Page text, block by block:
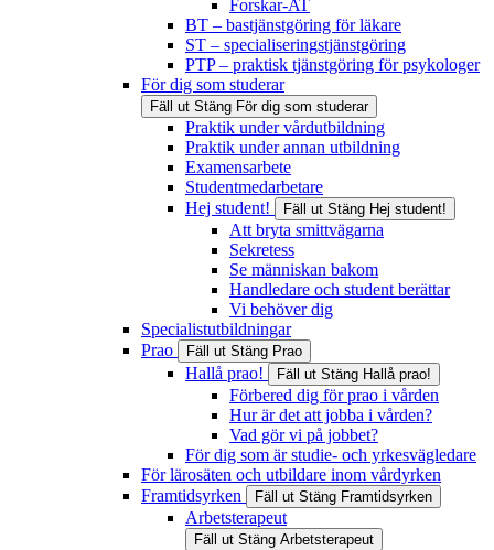
Forskar-AT
BT – bastjänstgöring för läkare
ST – specialiseringstjänstgöring
PTP – praktisk tjänstgöring för psykologer
För dig som studerar
Fäll ut Stäng För dig som studerar
Praktik under vårdutbildning
Praktik under annan utbildning
Examensarbete
Studentmedarbetare
Hej student!
Fäll ut Stäng Hej student!
Att bryta smittvägarna
Sekretess
Se människan bakom
Handledare och student berättar
Vi behöver dig
Specialistutbildningar
Prao
Fäll ut Stäng Prao
Hallå prao! Fäll ut Stäng Hallå prao!
Förbered dig för prao i vården
Hur är det att jobba i vården?
Vad gör vi på jobbet?
För dig som är studie- och yrkesvägledare
För lärosäten och utbildare inom vårdyrken
Framtidsyrken
Fäll ut Stäng Framtidsyrken
Arbetsterapeut
Fäll ut Stäng Arbetsterapeut